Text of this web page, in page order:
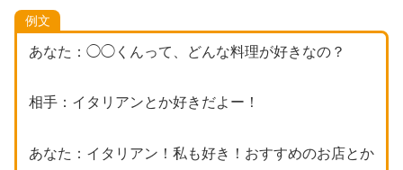
例文
あなた：◯◯くんって、どんな料理が好きなの？
相手：イタリアンとか好きだよー！
あなた：イタリアン！私も好き！おすすめのお店とか